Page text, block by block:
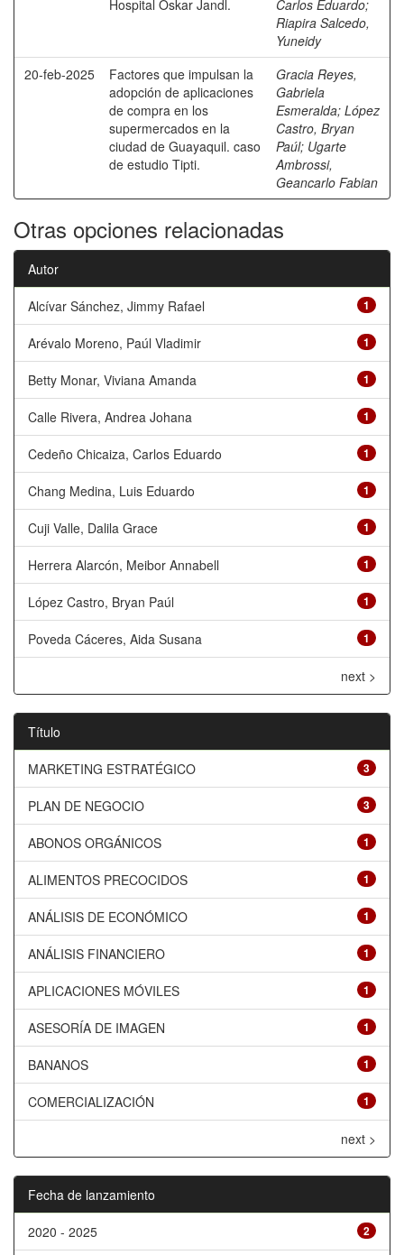
Hospital Oskar Jandl. Carlos Eduardo;
Riapira Salcedo,
Yuneidy
20-feb-2025
Factores que impulsan la
adopción de aplicaciones
de compra en los
supermercados en la
ciudad de Guayaquil. caso
de estudio Tipti.
Gracia Reyes,
Gabriela
Esmeralda; López
Castro, Bryan
Paúl; Ugarte
Ambrossi,
Geancarlo Fabian
Otras opciones relacionadas
Autor
1
Alcívar Sánchez, Jimmy Rafael
1
Arévalo Moreno, Paúl Vladimir
1
Betty Monar, Viviana Amanda
1
Calle Rivera, Andrea Johana
1
Cedeño Chicaiza, Carlos Eduardo
1
Chang Medina, Luis Eduardo
1
Cuji Valle, Dalila Grace
1
Herrera Alarcón, Meibor Annabell
1
López Castro, Bryan Paúl
1
Poveda Cáceres, Aida Susana
next >
Título
3
MARKETING ESTRATÉGICO
3
PLAN DE NEGOCIO
1
ABONOS ORGÁNICOS
1
ALIMENTOS PRECOCIDOS
1
ANÁLISIS DE ECONÓMICO
1
ANÁLISIS FINANCIERO
1
APLICACIONES MÓVILES
1
ASESORÍA DE IMAGEN
1
BANANOS
1
COMERCIALIZACIÓN
next >
Fecha de lanzamiento
2
2020 - 2025